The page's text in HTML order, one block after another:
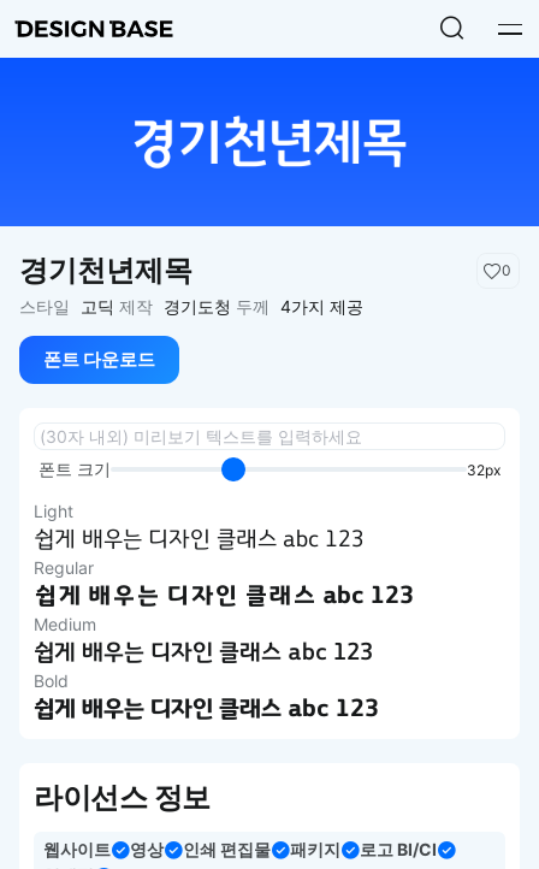
경기천년제목 0
스타일 고딕 제작 경기도청 두께 4가지 제공
폰트 다운로드
폰트 크기 32px
Light
쉽게 배우는 디자인 클래스 abc 123
Regular
쉽게 배우는 디자인 클래스 abc 123
Medium
쉽게 배우는 디자인 클래스 abc 123
Bold
쉽게 배우는 디자인 클래스 abc 123
라이선스 정보
웹사이트 영상 인쇄 편집물 패키지
로고 BI/CI